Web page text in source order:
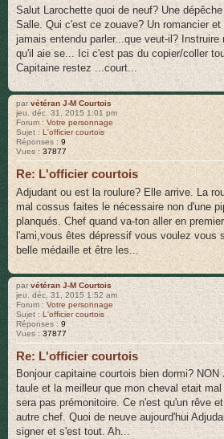
Salut Larochette quoi de neuf? Une
Salle. Qui c'est ce zouave? Un romancier
jamais entendu parler...que veut-il?
qu'il aie se... Ici c'est pas du copier/coller
Capitaine restez ...court...
parvétéran J-M Courtois
jeu. déc. 31, 2015 1:01 pm
Forum : Votre personnage
Sujet : L'officier courtois
Réponses : 9
Vues : 37877
Re: L'officier courtois
Adjudant ou est la roulure? Elle arrive. La
mal cossus faites le nécessaire non d'une
planqués. Chef quand va-ton aller en
l'ami,vous êtes dépressif vous voulez vous
belle médaille et être les...
parvétéran J-M Courtois
jeu. déc. 31, 2015 1:52 am
Forum :Votre personnage
Sujet :L'officier courtois
Réponses : 9
Vues : 37877
Re: L'officier courtois
Bonjour capitaine courtois bien dormi? NON
taule et la meilleur que mon cheval etait mal
sera pas prémonitoire. Ce n'est qu'un rêve
autre chef. Quoi de neuve aujourd'hui
signer et s'est tout. Ah...